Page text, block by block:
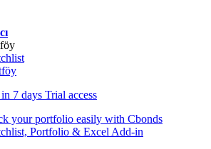
7 days Trial access
your portfolio easily with Cbonds
Portfolio & Excel Add-in